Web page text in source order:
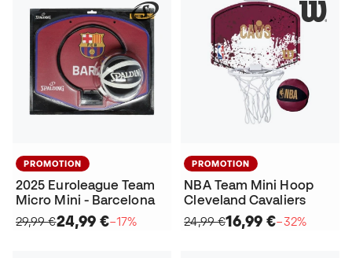
PROMOTION
2025 Euroleague Team
Micro Mini - Barcelona
29,99 €24,99 €−17%
PROMOTION
NBA Team Mini Hoop
Cleveland Cavaliers
24,99 €16,99 €−32%